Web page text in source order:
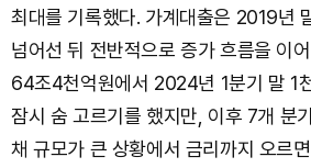
최대를 기록했다. 가계대출은 2019년
넘어선 뒤 전반적으로 증가 흐름을 이
64조4천억원에서 2024년 1분기 말 1
잠시 숨 고르기를 했지만, 이후 7개 분
채 규모가 큰 상황에서 금리까지 오르